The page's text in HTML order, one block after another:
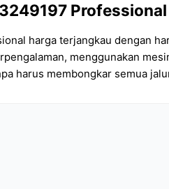
Professional
harga terjangkau dengan
menggunakan
harus membongkar semua